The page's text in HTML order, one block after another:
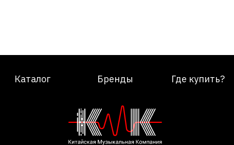
Где купить?
Бренды
Каталог